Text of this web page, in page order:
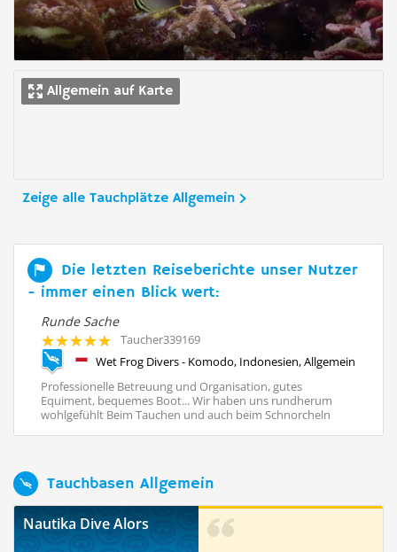
Allgemein auf Karte
Zeige alle Tauchplätze Allgemein
Die letzten Reiseberichte unser Nutzer
- immer einen Blick wert:
Runde Sache
Taucher339169
Wet Frog Divers - Komodo, Indonesien, Allgemein
Professionelle Betreuung und Organisation, gutes
Equiment, bequemes Boot... Wir haben uns rundherum
wohlgefühlt Beim Tauchen und auch beim Schnorcheln
Tauchbasen Allgemein
Nautika Dive Alors